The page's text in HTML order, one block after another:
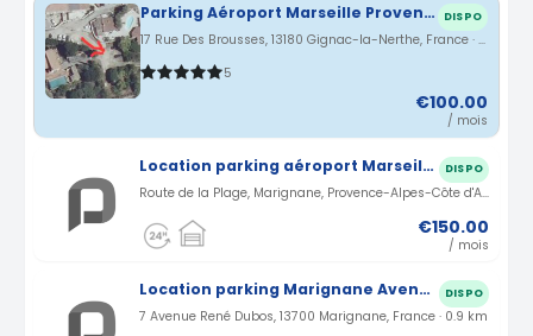
Parking Aéroport Marseille Provence (avec transfert vers l'aéroport) DISPO
17 Rue Des Brousses, 13180 Gignac-la-Nerthe, France · 3.58 km
5
€100.00
/ mois
Location parking aéroport Marseille a MARIGNANE DISPO
Route de la Plage, Marignane, Provence-Alpes-Côte d'Azur, France · 0.7 km
€150.00
/ mois
Location parking Marignane Avenue René Dubos (13) DISPO
7 Avenue René Dubos, 13700 Marignane, France · 0.9 km